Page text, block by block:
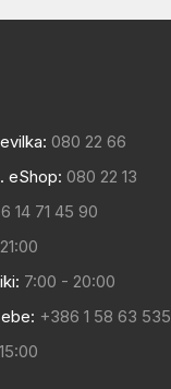
080 22 66
eShop: 080 22 13
14 71 45 90
7:00 - 20:00
+386 1 58 63 535